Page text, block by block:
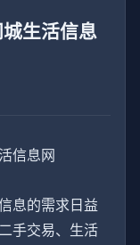
生活信息
信息网
息的需求日益
手交易、生活